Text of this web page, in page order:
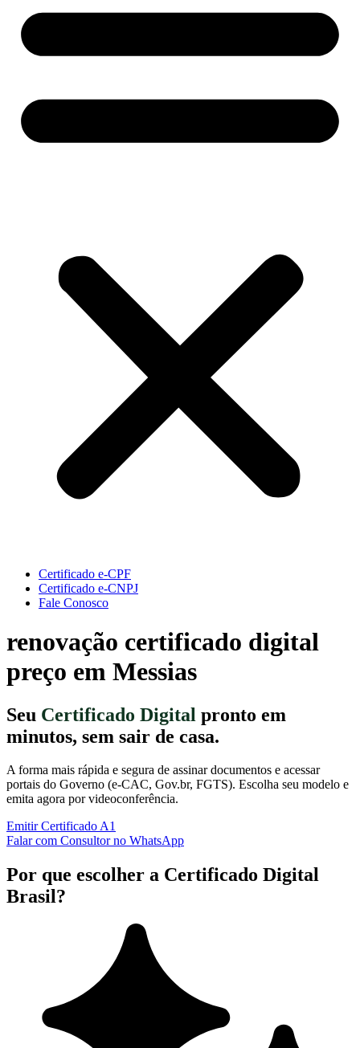
Certificado e-CPF
Certificado e-CNPJ
Fale Conosco
renovação certificado digital
preço em Messias
Seu Certificado Digital pronto em
minutos, sem sair de casa.
A forma mais rápida e segura de assinar documentos e acessar
portais do Governo (e-CAC, Gov.br, FGTS). Escolha seu modelo e
emita agora por videoconferência.
Emitir Certificado A1
Falar com Consultor no WhatsApp
Por que escolher a Certificado Digital
Brasil?